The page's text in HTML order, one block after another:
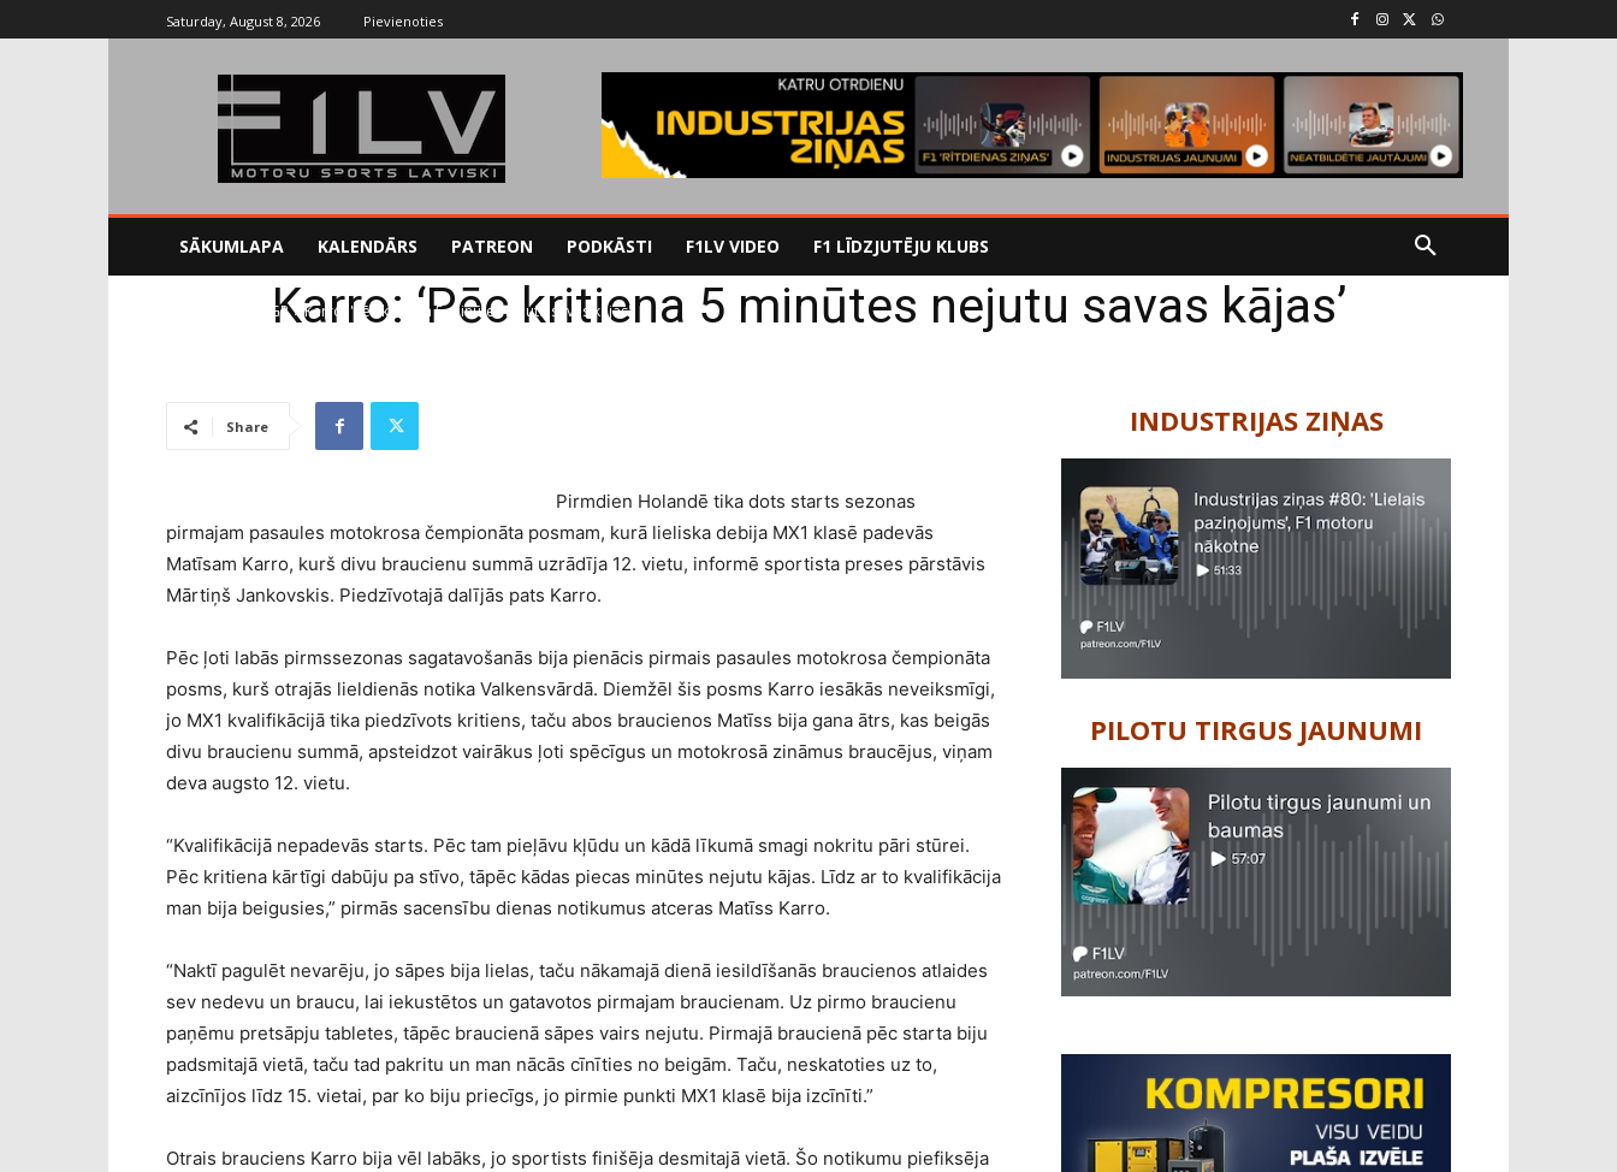
Saturday, August 8, 2026 Pievienoties
SĀKUMLAPA KALENDĀRS PATREON PODKĀSTI F1LV VIDEO F1 LĪDZJUTĒJU KLUBS
MotoGP Karro: 'Pēc kritiena 5 minūtes nejutu savas kājas'
Karro: ‘Pēc kritiena 5 minūtes nejutu savas kājas’
Share
Pirmdien Holandē tika dots starts sezonas
pirmajam pasaules motokrosa čempionāta posmam, kurā lieliska debija MX1 klasē padevās
Matīsam Karro, kurš divu braucienu summā uzrādīja 12. vietu, informē sportista preses pārstāvis
Mārtiņš Jankovskis. Piedzīvotajā dalījās pats Karro.
Pēc ļoti labās pirmssezonas sagatavošanās bija pienācis pirmais pasaules motokrosa čempionāta
posms, kurš otrajās lieldienās notika Valkensvārdā. Diemžēl šis posms Karro iesākās neveiksmīgi,
jo MX1 kvalifikācijā tika piedzīvots kritiens, taču abos braucienos Matīss bija gana ātrs, kas beigās
divu braucienu summā, apsteidzot vairākus ļoti spēcīgus un motokrosā zināmus braucējus, viņam
deva augsto 12. vietu.
“Kvalifikācijā nepadevās starts. Pēc tam pieļāvu kļūdu un kādā līkumā smagi nokritu pāri stūrei.
Pēc kritiena kārtīgi dabūju pa stīvo, tāpēc kādas piecas minūtes nejutu kājas. Līdz ar to kvalifikācija
man bija beigusies,” pirmās sacensību dienas notikumus atceras Matīss Karro.
“Naktī pagulēt nevarēju, jo sāpes bija lielas, taču nākamajā dienā iesildīšanās braucienos atlaides
sev nedevu un braucu, lai iekustētos un gatavotos pirmajam braucienam. Uz pirmo braucienu
paņēmu pretsāpju tabletes, tāpēc braucienā sāpes vairs nejutu. Pirmajā braucienā pēc starta biju
padsmitajā vietā, taču tad pakritu un man nācās cīnīties no beigām. Taču, neskatoties uz to,
aizcīnījos līdz 15. vietai, par ko biju priecīgs, jo pirmie punkti MX1 klasē bija izcīnīti.”
Otrais brauciens Karro bija vēl labāks, jo sportists finišēja desmitajā vietā. Šo notikumu piefiksēja
INDUSTRIJAS ZIŅAS
PILOTU TIRGUS JAUNUMI